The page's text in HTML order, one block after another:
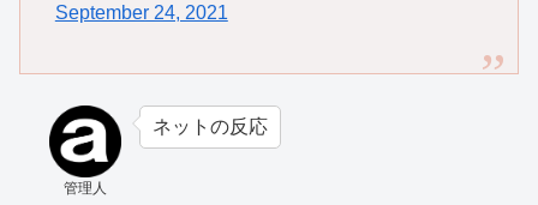
September 24, 2021
管理人
ネットの反応